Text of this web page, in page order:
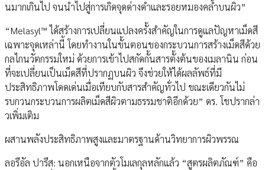
นมากเกินไป จนนำไปสู่การเกิดจุดด่างดำและรอยหมองคล้ำบนผิว”
“Melasyl™ ได้สร้างการเปลี่ยนแปลงครั้งสำคัญในการดูแลปัญหาเม็ดสี
เฉพาะจุดเหล่านี้ โดยทำงานในขั้นตอนของกระบวนการสร้างเม็ดสีด้วย
กลไกนวัตกรรมใหม่ ด้วยการเข้าไปสกัดกั้นสารตั้งต้นของเมลานิน ก่อน
ที่จะเปลี่ยนเป็นเม็ดสีที่ปรากฏบนผิว จึงช่วยให้ได้ผลลัพธ์ที่มี
ประสิทธิภาพโดดเด่นเมื่อเทียบกับสารสำคัญทั่วไป ขณะเดียวกันไม่
รบกวนกระบวนการผลิตเม็ดสีผิวตามธรรมชาติอีกด้วย” ดร. โชปรากล่า
วเพิ่มเติม
ผสานพลังประสิทธิภาพสูงและมาตรฐานด้านวิทยาการผิวพรรณ
ลอรีอัล ปารีส: นอกเหนือจากตัวโมเลกุลหลักแล้ว “สูตรผลิตภัณฑ์” คือ